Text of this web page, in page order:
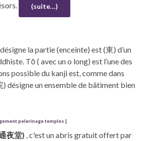
(suite…)
la partie (enceinte) est (東) d’un
Tō ( avec un o long) est l’une des
possible du kanji est, comme dans
) désigne un ensemble de bâtiment bien
pelerinage temples]
夜堂) , c'est un abris gratuit offert par